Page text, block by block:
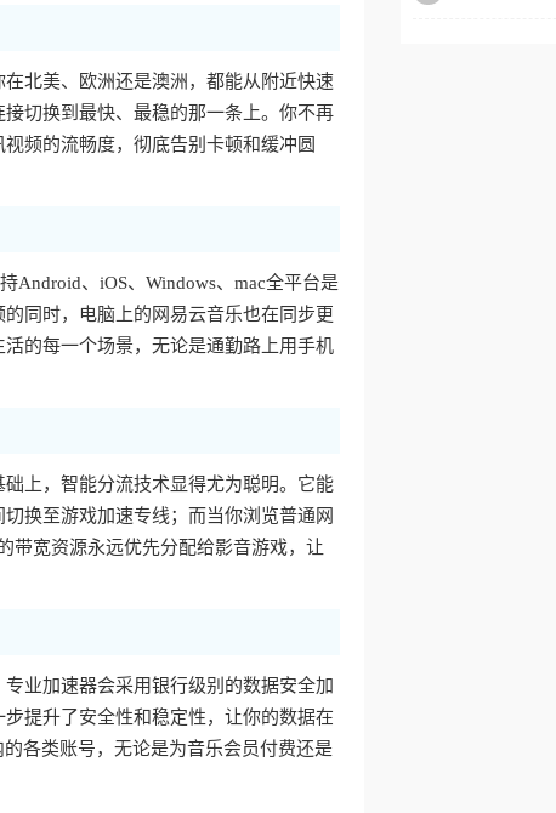
北美、欧洲还是澳洲，都能从附近快速
切换到最快、最稳的那一条上。你不再
频的流畅度，彻底告别卡顿和缓冲圆
Android、iOS、Windows、mac全平台是
同时，电脑上的网易云音乐也在同步更
的每一个场景，无论是通勤路上用手机
上，智能分流技术显得尤为聪明。它能
换至游戏加速专线；而当你浏览普通网
带宽资源永远优先分配给影音游戏，让
业加速器会采用银行级别的数据安全加
提升了安全性和稳定性，让你的数据在
各类账号，无论是为音乐会员付费还是